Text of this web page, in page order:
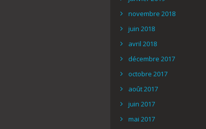
novembre 2018
juin 2018
avril 2018
décembre 2017
octobre 2017
août 2017
juin 2017
mai 2017